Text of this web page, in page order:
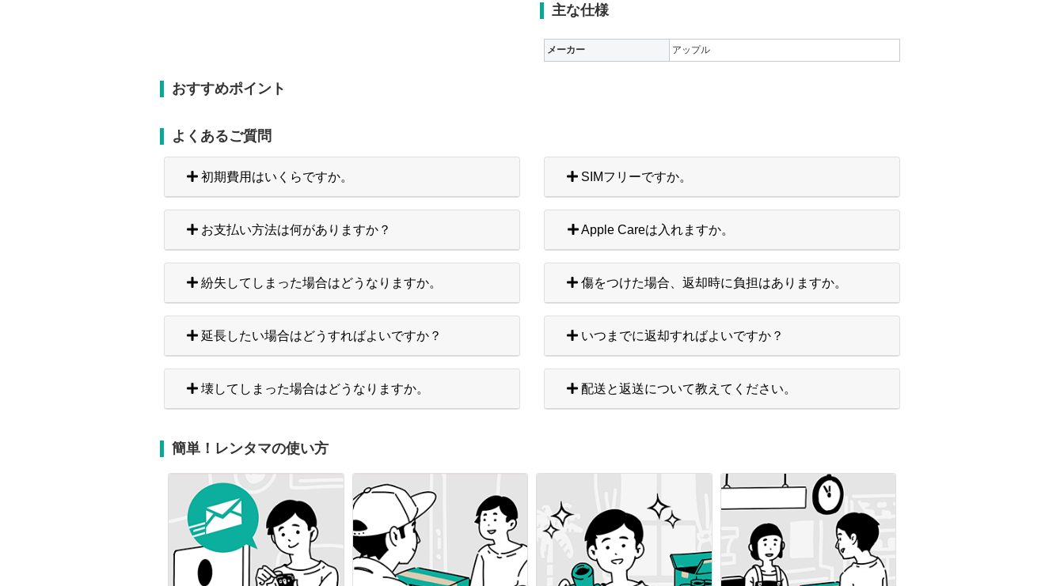
主な仕様
メーカー アップル
おすすめポイント
よくあるご質問
初期費用はいくらですか。 SIMフリーですか。
お支払い方法は何がありますか？ Apple Careは入れますか。
紛失してしまった場合はどうなりますか。 傷をつけた場合、返却時に負担はありますか。
延長したい場合はどうすればよいですか？ いつまでに返却すればよいですか？
壊してしまった場合はどうなりますか。 配送と返送について教えてください。
簡単！レンタマの使い方